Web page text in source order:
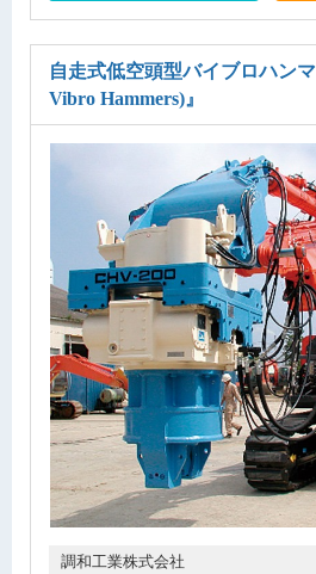
自走式低空頭型バイブロハンマ
Vibro Hammers)』
調和工業株式会社